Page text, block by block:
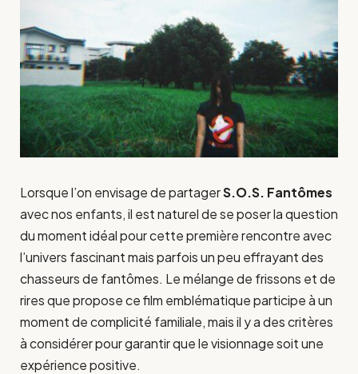
Lorsque l’on envisage de partagerS.O.S. Fantômes
avec nos enfants, il est naturel de se poser la question
du moment idéal pour cette première rencontre avec
l’univers fascinant mais parfois un peu effrayant des
chasseurs de fantômes. Le mélange de frissons et de
rires que propose ce film emblématique participe à un
moment de complicité familiale, mais il y a des critères
à considérer pour garantir que le visionnage soit une
expérience positive.